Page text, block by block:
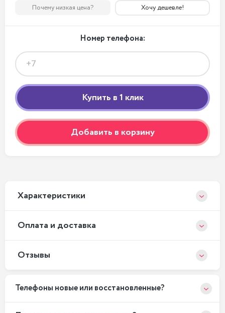
Почему низкая цена? Хочу дешевле!
Номер телефона:
Добавить в корзину
Xарактеристики
Оплата и доставка
Отзывы
Телефоны новые или восстановленные?